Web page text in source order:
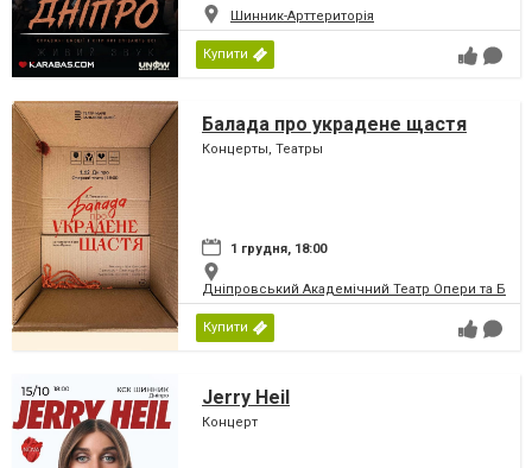
Шинник-Арттериторія
Купити
Балада про украдене щастя
Концерты, Театры
1 грудня, 18:00
Дніпровський Академічний Театр Опери та
Купити
Jerry Heil
Концерт